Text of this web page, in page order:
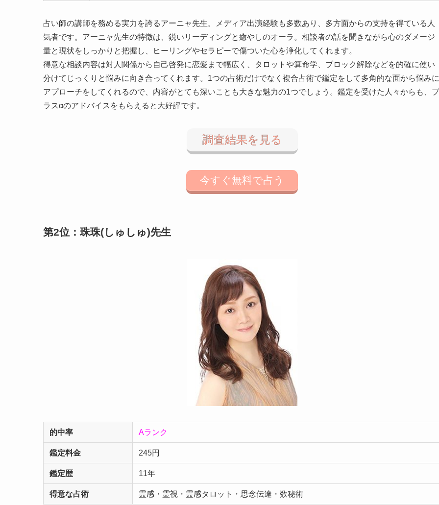
占い師の講師を務める実力を誇るアーニャ先生。メディア出演経験も多数あり、多方面からの支持を得ている人
気者です。アーニャ先生の特徴は、鋭いリーディングと癒やしのオーラ。相談者の話を聞きながら心のダメージ
量と現状をしっかりと把握し、ヒーリングやセラピーで傷ついた心を浄化してくれます。
得意な相談内容は対人関係から自己啓発に恋愛まで幅広く、タロットや算命学、ブロック解除などを的確に使い
分けてじっくりと悩みに向き合ってくれます。1つの占術だけでなく複合占術で鑑定をして多角的な面から悩みに
アプローチをしてくれるので、内容がとても深いことも大きな魅力の1つでしょう。鑑定を受けた人々からも、プ
ラスαのアドバイスをもらえると大好評です。
調査結果を見る
今すぐ無料で占う
第2位：珠珠(しゅしゅ)先生
的中率 Aランク
鑑定料金 245円
鑑定歴 11年
得意な占術 霊感・霊視・霊感タロット・思念伝達・数秘術